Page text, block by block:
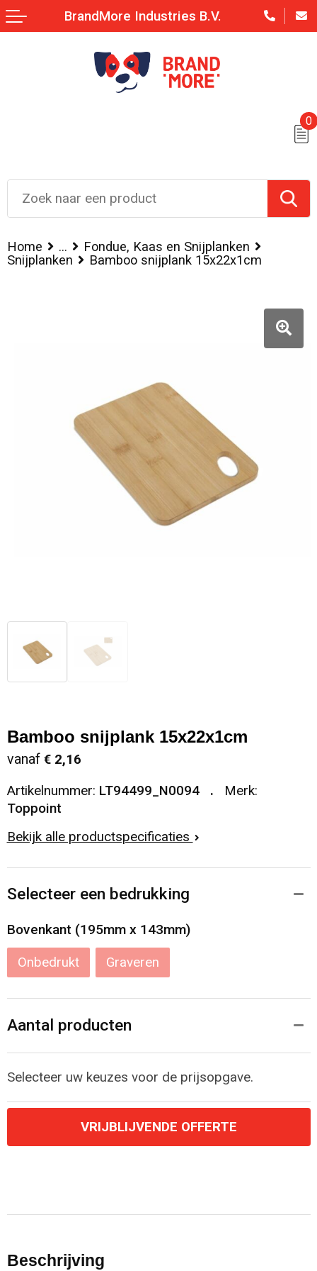
0
BrandMore Industries B.V.
Home ...
Fondue, Kaas en Snijplanken
Snijplanken
Bamboo snijplank 15x22x1cm
Bamboo snijplank 15x22x1cm
vanaf € 2,16
Artikelnummer: LT94499_N0094
Merk:
Toppoint
Bekijk alle productspecificaties
Selecteer een bedrukking
Bovenkant (195mm x 143mm)
Onbedrukt Graveren
Aantal producten
Selecteer uw keuzes voor de prijsopgave.
VRIJBLIJVENDE OFFERTE
Beschrijving